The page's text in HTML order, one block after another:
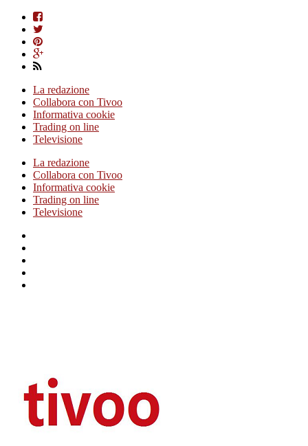
La redazione
Collabora con Tivoo
Informativa cookie
Trading on line
Televisione
La redazione
Collabora con Tivoo
Informativa cookie
Trading on line
Televisione